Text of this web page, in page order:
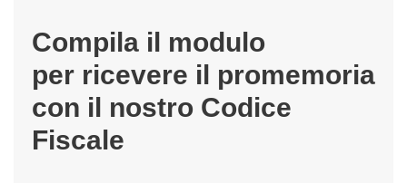
Compila il modulo
per ricevere il promemoria
con il nostro Codice
Fiscale